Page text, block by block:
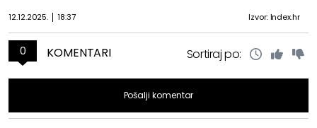
12.12.2025. 18:37 Izvor: Index.hr
0 KOMENTARI Sortiraj po:
Pošalji komentar